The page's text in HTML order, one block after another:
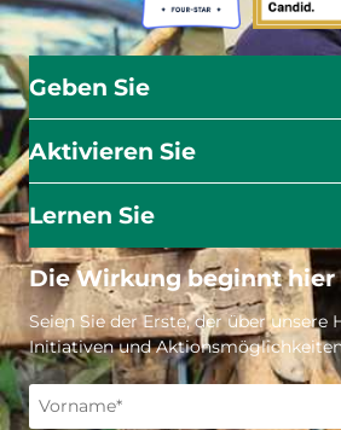
Geben Sie
Aktivieren Sie
Lernen Sie
Die Wirkung beginnt hier
Seien Sie der Erste, der über unsere
Initiativen und